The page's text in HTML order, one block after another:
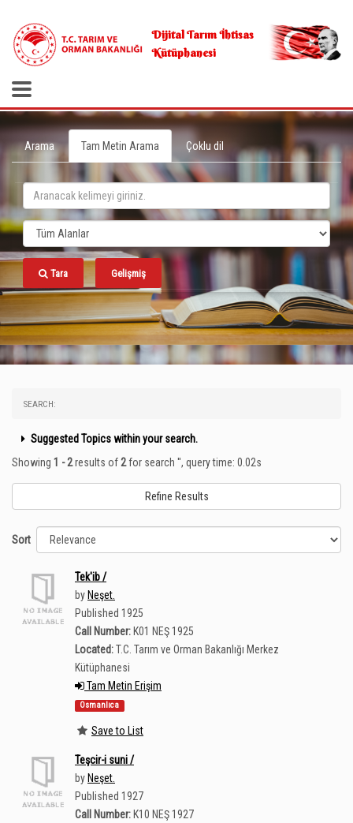
Dijital Tarım İhtisas
Kütüphanesi
Arama Tam Metin Arama Çoklu dil
Tara Gelişmiş
SEARCH:
Suggested Topics within your search.
Showing 1 - 2results of 2for search '', query time: 0.02s
Refine Results
Sort
Tek'ib /
by Neşet.
Published 1925
Call Number: K01 NEŞ 1925
Located:T.C. Tarım ve Orman Bakanlığı Merkez
Kütüphanesi
Tam Metin Erişim
Osmanlıca
Save to List
Teşcir-i suni /
by Neşet.
Published 1927
Call Number: K10 NEŞ 1927